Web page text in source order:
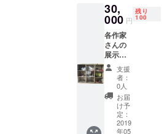
30,
000 円
残り
100
各作家
さんの
展示作
品の横
に、そ
れぞれ
の個人
のＳＮ
Ｓや
ホーム
支援
者：
0人
お届
け予
定：
2019
年05